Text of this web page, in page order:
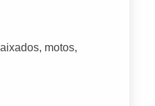
motos,